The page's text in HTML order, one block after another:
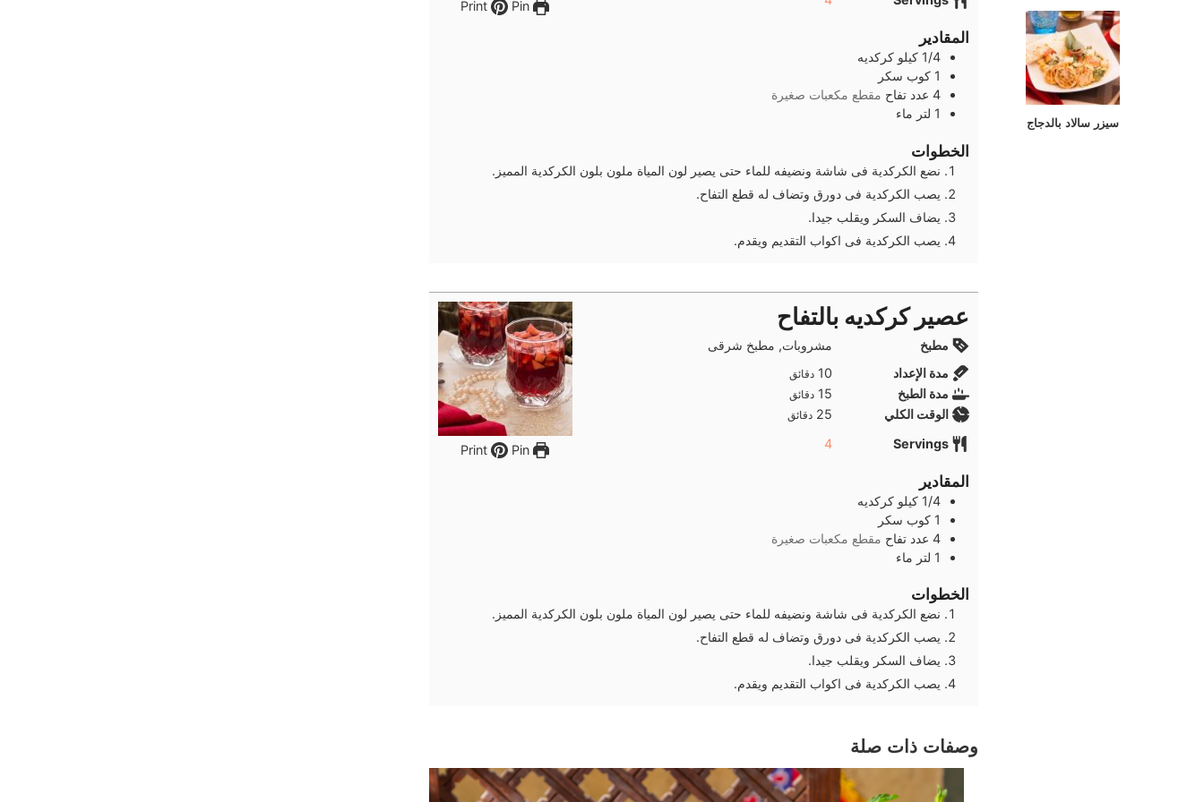
سيزر سالاد بالدجاج
Print
Pin
المقادير
1/4 كيلو كركديه
1 كوب سكر
4 عدد تفاح مقطع مكعبات صغيرة
1 لتر ماء
الخطوات
نضع الكركدية فى شاشة ونضيفه للماء حتى يصير لون المياة ملون بلون الكركدية المميز.
يصب الكركدية فى دورق وتضاف له قطع التفاح.
يضاف السكر ويقلب جيدا.
يصب الكركدية فى اكواب التقديم ويقدم.
Print
Pin
عصير كركديه بالتفاح
مطبخ
مشروبات, مطبخ شرقى
مدة الإعداد
10دقائق
دقائق
مدة الطبخ 15دقائق
دقائق
الوقت الكلي 25دقائق
دقائق
Servings
4
المقادير
1/4 كيلو كركديه
1 كوب سكر
4 عدد تفاح مقطع مكعبات صغيرة
1 لتر ماء
الخطوات
نضع الكركدية فى شاشة ونضيفه للماء حتى يصير لون المياة ملون بلون الكركدية المميز.
يصب الكركدية فى دورق وتضاف له قطع التفاح.
يضاف السكر ويقلب جيدا.
يصب الكركدية فى اكواب التقديم ويقدم.
وصفات ذات صلة